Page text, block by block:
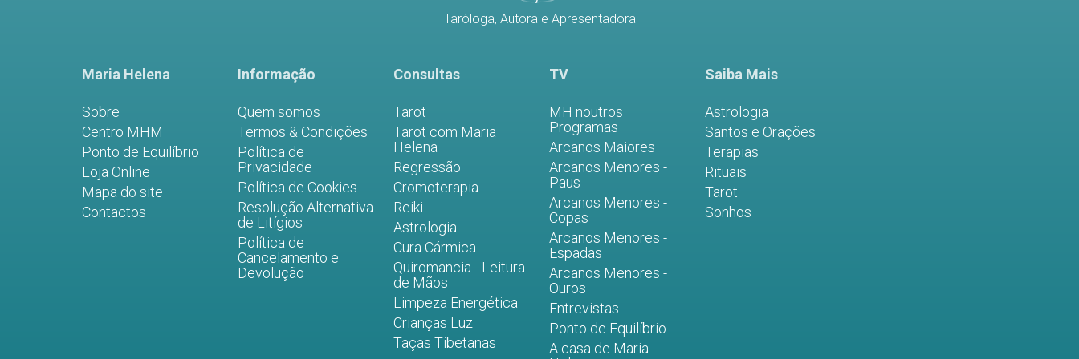
Taróloga, Autora e Apresentadora
Maria Helena
Sobre
Centro MHM
Ponto de Equilíbrio
Loja Online
Mapa do site
Contactos
Informação
Quem somos
Termos & Condições
Política de
Privacidade
Política de Cookies
Resolução Alternativa
de Litígios
Política de
Cancelamento e
Devolução
Consultas
Tarot
Tarot com Maria
Helena
Regressão
Cromoterapia
Reiki
Astrologia
Cura Cármica
Quiromancia - Leitura
de Mãos
Limpeza Energética
Crianças Luz
Taças Tibetanas
TV
MH noutros
Programas
Arcanos Maiores
Arcanos Menores -
Paus
Arcanos Menores -
Copas
Arcanos Menores -
Espadas
Arcanos Menores -
Ouros
Entrevistas
Ponto de Equilíbrio
A casa de Maria
Saiba Mais
Astrologia
Santos e Orações
Terapias
Rituais
Tarot
Sonhos